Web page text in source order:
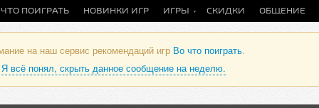
ПОИГРАТЬ НОВИНКИ ИГР ИГРЫ СКИДКИ ОБЩЕНИЕ
на наш сервис рекомендаций игр Во что поиграть.
Я всё понял, скрыть данное сообщение на неделю.